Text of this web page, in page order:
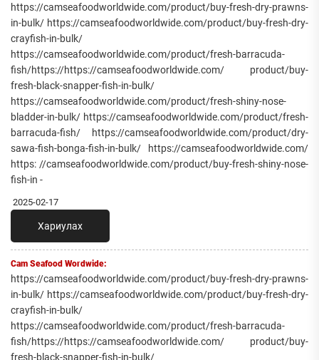
https://camseafoodworldwide.com/product/buy-fresh-dry-prawns-
in-bulk/ https://camseafoodworldwide.com/product/buy-fresh-dry-
crayfish-in-bulk/
https://camseafoodworldwide.com/product/fresh-barracuda-
fish/https://https://camseafoodworldwide.com/ product/buy-
fresh-black-snapper-fish-in-bulk/
https://camseafoodworldwide.com/product/fresh-shiny-nose-
bladder-in-bulk/ https://camseafoodworldwide.com/product/fresh-
barracuda-fish/ https://camseafoodworldwide.com/product/dry-
sawa-fish-bonga-fish-in-bulk/ https://camseafoodworldwide.com/
https: //camseafoodworldwide.com/product/buy-fresh-shiny-nose-
fish-in -
2025-02-17
Хариулах
Cam Seafood Wordwide:
https://camseafoodworldwide.com/product/buy-fresh-dry-prawns-
in-bulk/ https://camseafoodworldwide.com/product/buy-fresh-dry-
crayfish-in-bulk/
https://camseafoodworldwide.com/product/fresh-barracuda-
fish/https://https://camseafoodworldwide.com/ product/buy-
fresh-black-snapper-fish-in-bulk/